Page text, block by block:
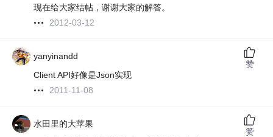
现在给大家结帖，谢谢大家的解答。
2012-03-12
yanyinandd
Client API好像是Json实现
2011-11-08
赞
水田里的大苹果
赞